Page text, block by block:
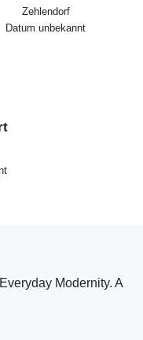
Zehlendorf
Datum unbekannt
Modernity. A